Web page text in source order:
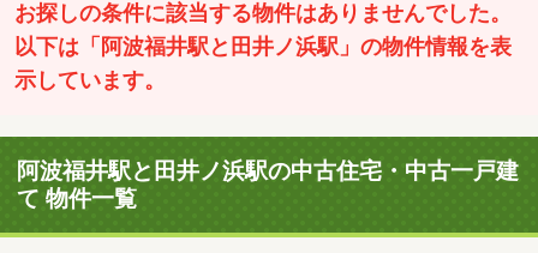
お探しの条件に該当する物件はありませんでした。
以下は「阿波福井駅と田井ノ浜駅」の物件情報を表
示しています。
阿波福井駅と田井ノ浜駅の中古住宅・中古一戸建
て 物件一覧